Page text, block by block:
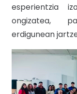
esperientzia
ongizatea,
erdigunean